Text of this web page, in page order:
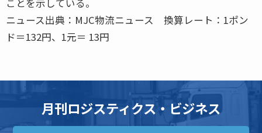
ニュース出典：MJC物流ニュース 換算レート：1ポン
ド＝132円、1元＝ 13円
月刊ロジスティクス・ビジネス